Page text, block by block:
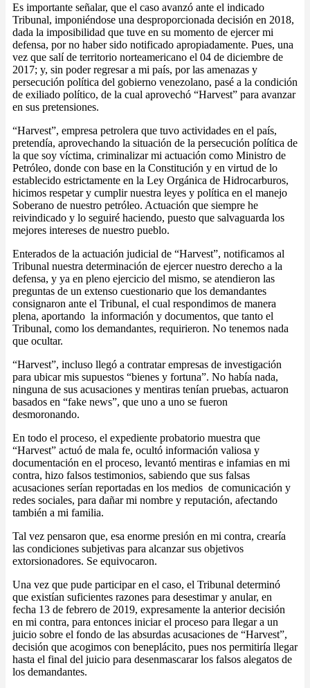
Es importante señalar, que el caso avanzó ante el indicado
Tribunal, imponiéndose una desproporcionada decisión en 2018,
dada la imposibilidad que tuve en su momento de ejercer mi
defensa, por no haber sido notificado apropiadamente. Pues, una
vez que salí de territorio norteamericano el 04 de diciembre de
2017; y, sin poder regresar a mi país, por las amenazas y
persecución política del gobierno venezolano, pasé a la condición
de exiliado político, de la cual aprovechó “Harvest” para avanzar
en sus pretensiones.
“Harvest”, empresa petrolera que tuvo actividades en el país,
pretendía, aprovechando la situación de la persecución política de
la que soy víctima, criminalizar mi actuación como Ministro de
Petróleo, donde con base en la Constitución y en virtud de lo
establecido estrictamente en la Ley Orgánica de Hidrocarburos,
hicimos respetar y cumplir nuestra leyes y política en el manejo
Soberano de nuestro petróleo. Actuación que siempre he
reivindicado y lo seguiré haciendo, puesto que salvaguarda los
mejores intereses de nuestro pueblo.
Enterados de la actuación judicial de “Harvest”, notificamos al
Tribunal nuestra determinación de ejercer nuestro derecho a la
defensa, y ya en pleno ejercicio del mismo, se atendieron las
preguntas de un extenso cuestionario que los demandantes
consignaron ante el Tribunal, el cual respondimos de manera
plena, aportando la información y documentos, que tanto el
Tribunal, como los demandantes, requirieron. No tenemos nada
que ocultar.
“Harvest”, incluso llegó a contratar empresas de investigación
para ubicar mis supuestos “bienes y fortuna”. No había nada,
ninguna de sus acusaciones y mentiras tenían pruebas, actuaron
basados en “fake news”, que uno a uno se fueron
desmoronando.
En todo el proceso, el expediente probatorio muestra que
“Harvest” actuó de mala fe, ocultó información valiosa y
documentación en el proceso, levantó mentiras e infamias en mi
contra, hizo falsos testimonios, sabiendo que sus falsas
acusaciones serían reportadas en los medios de comunicación y
redes sociales, para dañar mi nombre y reputación, afectando
también a mi familia.
Tal vez pensaron que, esa enorme presión en mi contra, crearía
las condiciones subjetivas para alcanzar sus objetivos
extorsionadores. Se equivocaron.
Una vez que pude participar en el caso, el Tribunal determinó
que existían suficientes razones para desestimar y anular, en
fecha 13 de febrero de 2019, expresamente la anterior decisión
en mi contra, para entonces iniciar el proceso para llegar a un
juicio sobre el fondo de las absurdas acusaciones de “Harvest”,
decisión que acogimos con beneplácito, pues nos permitiría llegar
hasta el final del juicio para desenmascarar los falsos alegatos de
los demandantes.